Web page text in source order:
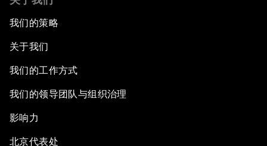
我们的策略
关于我们
我们的工作方式
我们的领导团队与组织治理
影响力
北京代表处